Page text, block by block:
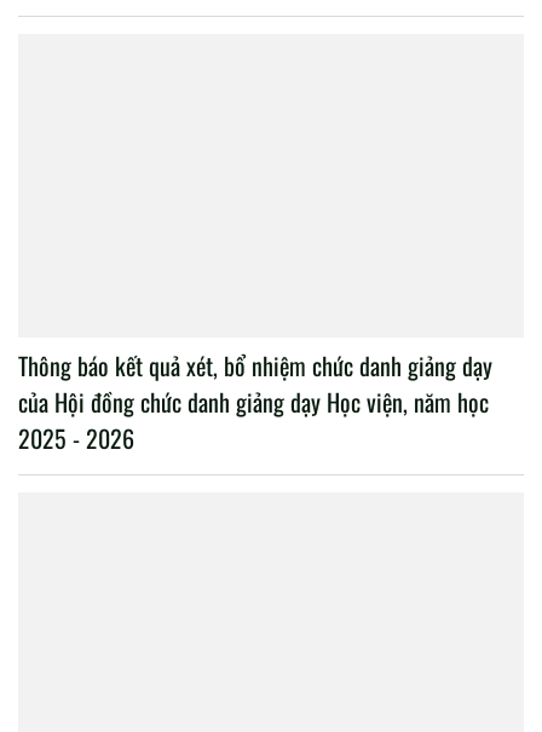
Thông báo kết quả xét, bổ nhiệm chức danh giảng dạy
của Hội đồng chức danh giảng dạy Học viện, năm học
2025 - 2026